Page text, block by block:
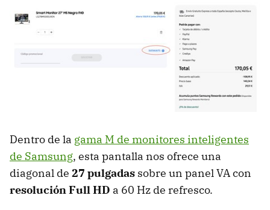
Dentro de la gama M de monitores inteligentes
de Samsung, esta pantalla nos ofrece una
diagonal de 27 pulgadas sobre un panel VA con
resolución Full HD a 60 Hz de refresco.